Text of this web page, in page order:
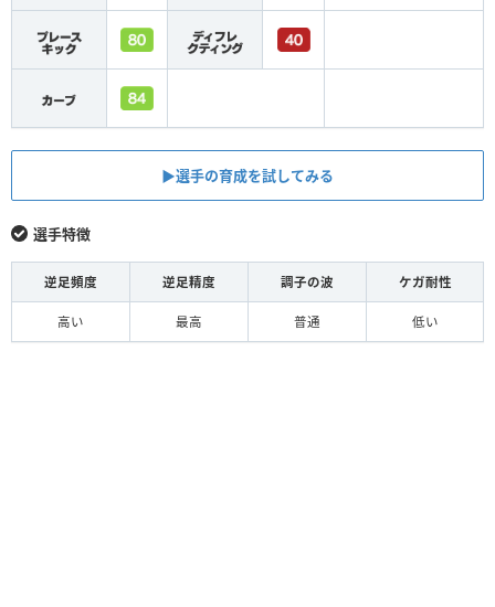
▶︎選手の育成を試してみる
選手特徴
逆足頻度 逆足精度 調子の波 ケガ耐性
高い 最高 普通 低い